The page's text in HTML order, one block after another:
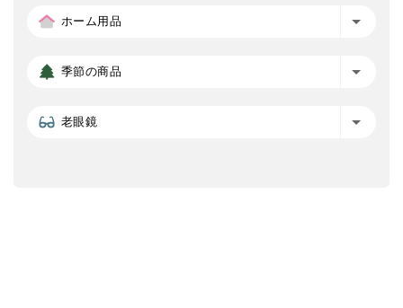
ホーム用品
季節の商品
老眼鏡